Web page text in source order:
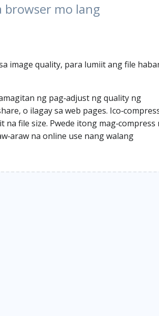
browser mo lang
image quality, para lumiit ang file
ng pag‑adjust ng quality ng
o ilagay sa web pages.
file size. Pwede itong mag‑compress
na online use nang walang